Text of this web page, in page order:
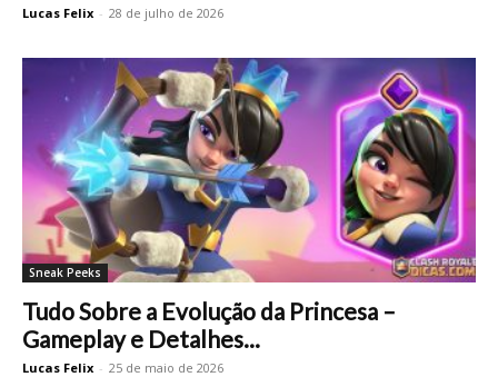
Lucas Felix - 28 de julho de 2026
Sneak Peeks
Tudo Sobre a Evolução da Princesa –
Gameplay e Detalhes...
Lucas Felix - 25 de maio de 2026